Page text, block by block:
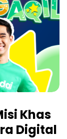
Khas
Digital